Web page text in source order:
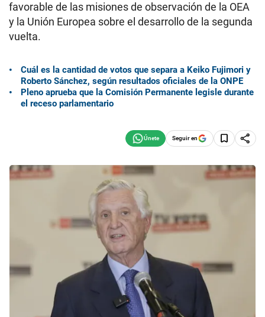
favorable de las misiones de observación de la OEA
y la Unión Europea sobre el desarrollo de la segunda
vuelta.
Cuál es la cantidad de votos que separa a Keiko Fujimori y
Roberto Sánchez, según resultados oficiales de la ONPE
Pleno aprueba que la Comisión Permanente legisle durante
el receso parlamentario
Seguir en